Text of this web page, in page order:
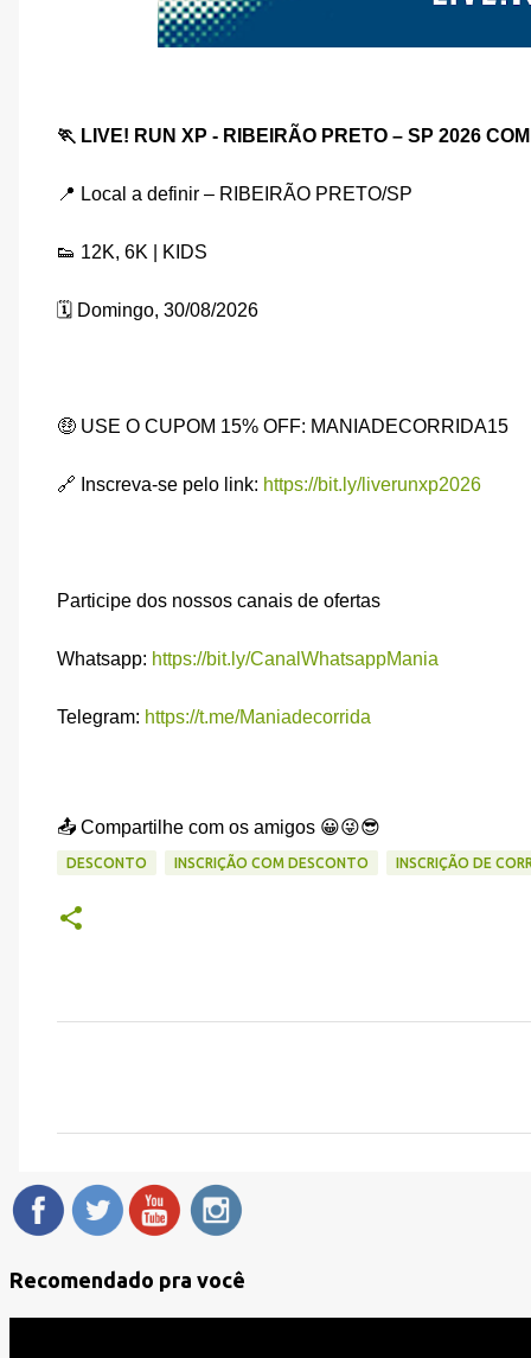
🏃 LIVE! RUN XP - RIBEIRÃO PRETO – SP 2026
📍 Local a definir – RIBEIRÃO PRETO/SP
👟 12K, 6K | KIDS
🗓️ Domingo, 30/08/2026
🤑 USE O CUPOM 15% OFF: MANIADECORRIDA15
🔗 Inscreva-se pelo link: https://bit.ly/liverunxp2026
Participe dos nossos canais de ofertas
Whatsapp: https://bit.ly/CanalWhatsappMania
Telegram: https://t.me/Maniadecorrida
📤 Compartilhe com os amigos 😀😜😎
DESCONTO INSCRIÇÃO COM DESCONTO INSCRIÇÃO DE
n
t
r
i
Recomendado pra você